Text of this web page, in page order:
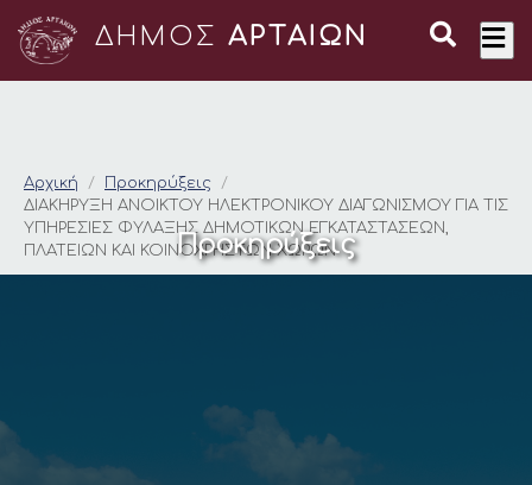
ΔΗΜΟΣ ΑΡΤΑΙΩΝ
ΔΙΑΚΗΡΥΞΗ
Αρχική
Προκηρύξεις
ΔΙΑΚΗΡΥΞΗ ΑΝΟΙΚΤΟΥ ΗΛΕΚΤΡΟΝΙΚΟΥ ΔΙΑΓΩΝΙΣΜΟΥ ΓΙΑ ΤΙΣ
ΥΠΗΡΕΣΙΕΣ ΦΥΛΑΞΗΣ ΔΗΜΟΤΙΚΩΝ ΕΓΚΑΤΑΣΤΑΣΕΩΝ,
ΠΛΑΤΕΙΩΝ ΚΑΙ ΚΟΙΝΟΧΡΗΣΤΩΝ ΧΩΡΩΝ
Προκηρύξεις